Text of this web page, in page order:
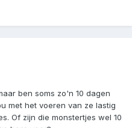
ben soms zo'n 10 dagen
met het voeren van ze lastig
Of zijn die monstertjes wel 10